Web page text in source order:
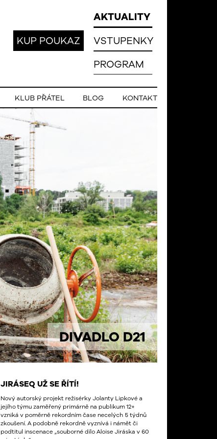
AKTUALITY
VSTUPENKY
PROGRAM
KUP POUKAZ
KLUB PŘÁTEL BLOG KONTAKT
DIVADLO D21
JIRÁSEQ UŽ SE ŘÍTÍ!
Nový autorský projekt režisérky Jolanty Lipkové a
jejího týmu zaměřený primárně na publikum 12+
vzniká v poměrně rekordním čase necelých 5 týdnů
zkoušení. A podobně rekordně vyznívá i námět či
podtitul inscenace „souborné dílo Aloise Jiráska v 60